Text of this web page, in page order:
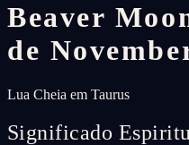
Beaver
de
Lua Cheia em Taurus
Significado